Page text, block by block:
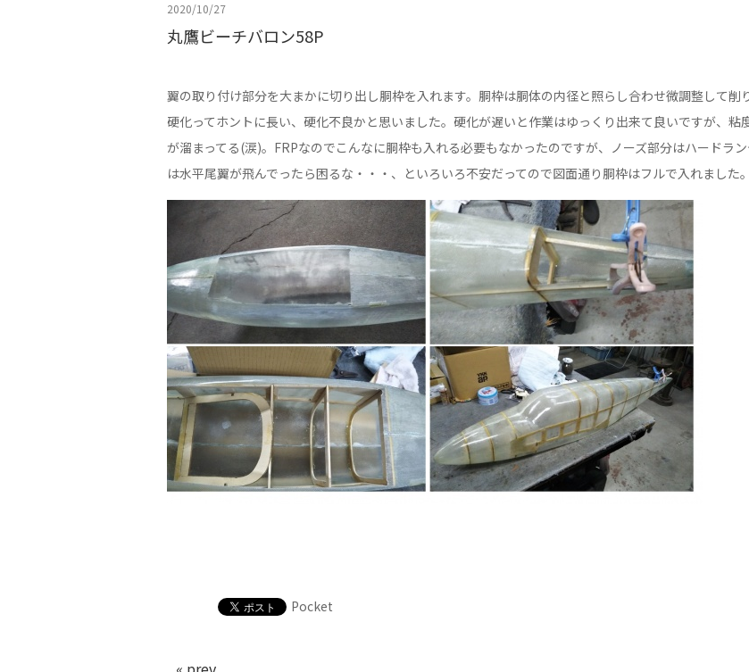
会社案内
新着情報
スタッフブログ
お問い合わせ
2020/10/27
丸鷹ビーチバロン58P
翼の取り付け部分を大まかに切り出し胴枠を入れます。胴枠は胴体の内径と照らし合わせ微調整して
硬化ってホントに長い、硬化不良かと思いました。硬化が遅いと作業はゆっくり出来て良いですが、
が溜まってる(涙)。FRPなのでこんなに胴枠も入れる必要もなかったのですが、ノーズ部分はハードラ
は水平尾翼が飛んでったら困るな・・・、といろいろ不安だってので図面通り胴枠はフルで入れました
Pocket